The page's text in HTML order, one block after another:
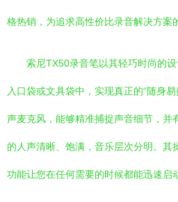
格热销，为追求高性价比录音解决方案
索尼TX50录音笔以其轻巧时尚的
入口袋或文具袋中，实现真正的“随身
声麦克风，能够精准捕捉声音细节，并
的人声清晰、饱满，音乐层次分明。其
功能让您在任何需要的时候都能迅速启